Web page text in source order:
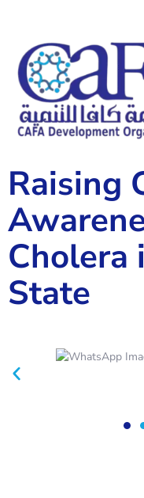
Raising
Cholera
State